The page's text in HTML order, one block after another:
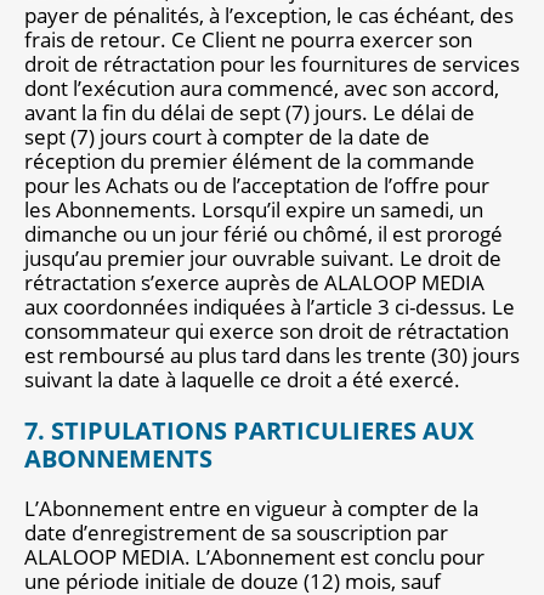
payer de pénalités, à l’exception, le cas échéant, des
frais de retour. Ce Client ne pourra exercer son
droit de rétractation pour les fournitures de services
dont l’exécution aura commencé, avec son accord,
avant la fin du délai de sept (7) jours. Le délai de
sept (7) jours court à compter de la date de
réception du premier élément de la commande
pour les Achats ou de l’acceptation de l’offre pour
les Abonnements. Lorsqu’il expire un samedi, un
dimanche ou un jour férié ou chômé, il est prorogé
jusqu’au premier jour ouvrable suivant. Le droit de
rétractation s’exerce auprès de ALALOOP MEDIA
aux coordonnées indiquées à l’article 3 ci-dessus. Le
consommateur qui exerce son droit de rétractation
est remboursé au plus tard dans les trente (30) jours
suivant la date à laquelle ce droit a été exercé.
7. STIPULATIONS PARTICULIERES AUX
ABONNEMENTS
L’Abonnement entre en vigueur à compter de la
date d’enregistrement de sa souscription par
ALALOOP MEDIA. L’Abonnement est conclu pour
une période initiale de douze (12) mois, sauf